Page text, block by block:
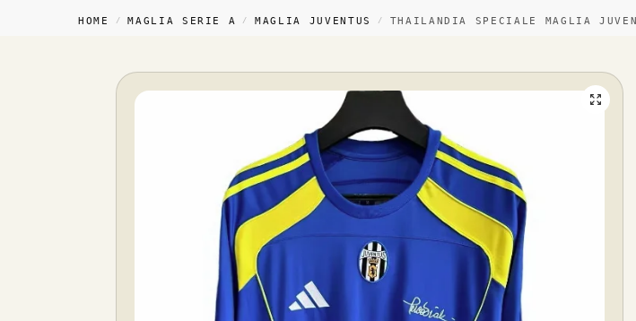
HOME / MAGLIA SERIE A / MAGLIA JUVENTUS / THAILANDIA SPECIALE MAGLIA